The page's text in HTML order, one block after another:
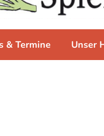
& Termine Unser